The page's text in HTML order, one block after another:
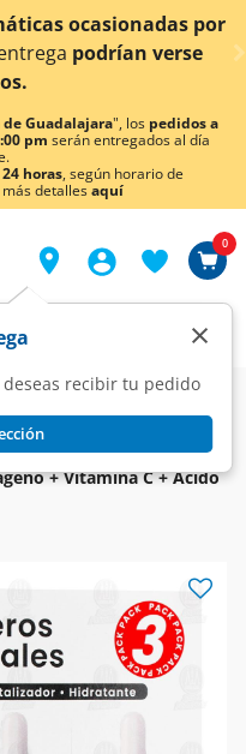
ocasionadas por
podrían verse
Guadalajara", los pedidos a
pm serán entregados al día
horas, según horario de
detallesaquí
recibir tu pedido
×
0
Cuidado Facial
+ Vitamina C + Ácido